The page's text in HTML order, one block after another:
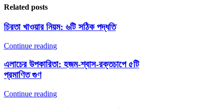
Related posts
চিরতা খাওয়ার নিয়ম: ৬টি সঠিক পদ্ধতি
Continue reading
এলাচের উপকারিতা: হজম-শ্বাস-রক্তচাপে ৫টি
প্রমাণিত গুণ
Continue reading